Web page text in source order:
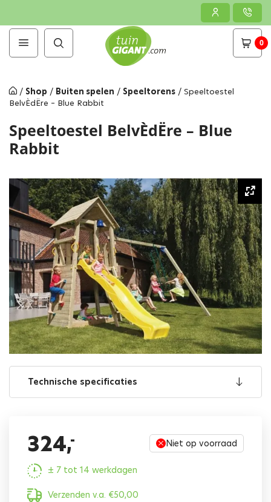
0
/ Shop / Buiten spelen / Speeltorens / Speeltoestel
BelvÈdËre – Blue Rabbit
Speeltoestel BelvÈdËre – Blue
Rabbit
Technische specificaties
324,- Niet op voorraad
± 7 tot 14 werkdagen
Verzenden v.a. €50,00